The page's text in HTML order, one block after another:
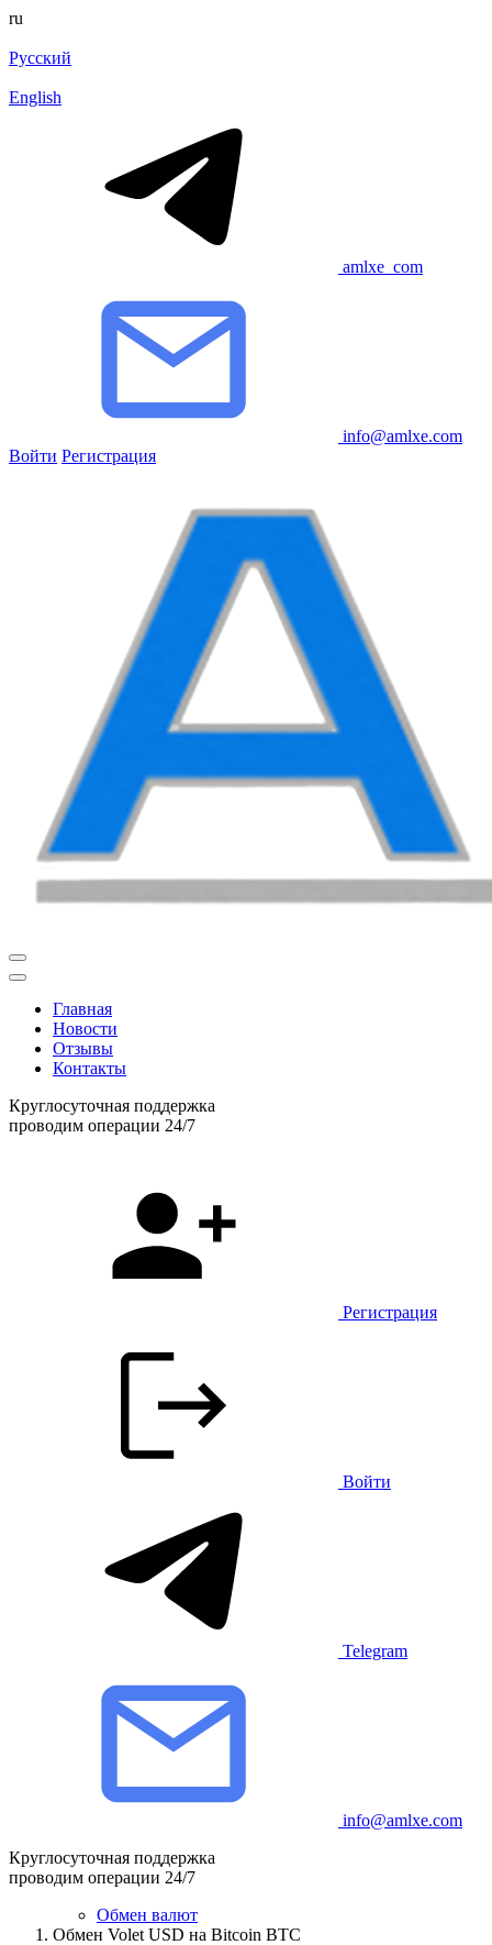
ru
Русский
English
amlxe_com
info@amlxe.com
Войти Регистрация
Главная
Новости
Отзывы
Контакты
Круглосуточная поддержка
проводим операции 24/7
Регистрация
Войти
Telegram
info@amlxe.com
Круглосуточная поддержка
проводим операции 24/7
Обмен валют
Обмен Volet USD на Bitcoin BTC